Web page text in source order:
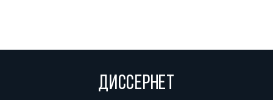
ДИССЕРНЕТ